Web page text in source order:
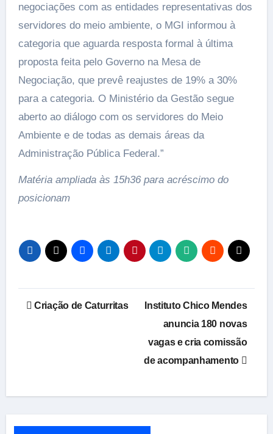
negociações com as entidades representativas dos
servidores do meio ambiente, o MGI informou à
categoria que aguarda resposta formal à última
proposta feita pelo Governo na Mesa de
Negociação, que prevê reajustes de 19% a 30%
para a categoria. O Ministério da Gestão segue
aberto ao diálogo com os servidores do Meio
Ambiente e de todas as demais áreas da
Administração Pública Federal.”
Matéria ampliada às 15h36 para acréscimo do
posicionam
Navegação
Criação de Caturritas
Instituto Chico Mendes
anuncia 180 novas
vagas e cria comissão
de acompanhamento